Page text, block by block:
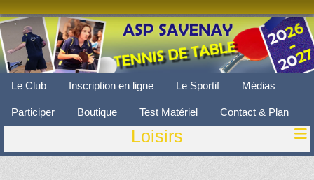
Le Club Inscription en ligne Le Sportif Médias
Participer Boutique Test Matériel Contact & Plan
Loisirs